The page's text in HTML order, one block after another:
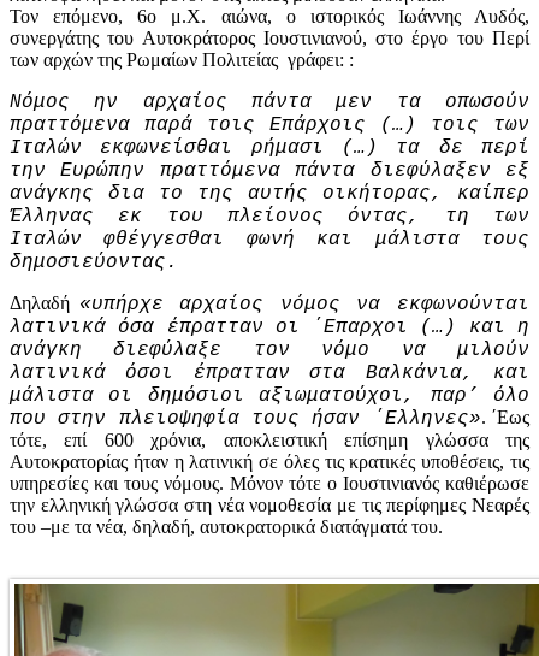
Τον επόμενο, 6o μ.Χ. αιώνα, ο ιστορικός Ιωάννης Λυδός,
συνεργάτης του Αυτοκράτορος Ιουστινιανού, στο έργο του Περί
των αρχών της Ρωμαίων Πολιτείας γράφει: :
Νόμος ην αρχαίος πάντα μεν τα οπωσούν
πραττόμενα παρά τοις Επάρχοις (…) τοις των
Ιταλών εκφωνείσθαι ρήμασι (…) τα δε περί
την Ευρώπην πραττόμενα πάντα διεφύλαξεν εξ
ανάγκης δια το της αυτής οικήτορας, καίπερ
Έλληνας εκ του πλείονος όντας, τη των
Ιταλών φθέγγεσθαι φωνή και μάλιστα τους
δημοσιεύοντας.
Δηλαδή «υπήρχε αρχαίος νόμος να εκφωνούνται
λατινικά όσα έπρατταν οι ΄Επαρχοι (…) και η
ανάγκη διεφύλαξε τον νόμο να μιλούν
λατινικά όσοι έπρατταν στα Βαλκάνια, και
μάλιστα οι δημόσιοι αξιωματούχοι, παρ’ όλο
που στην πλειοψηφία τους ήσαν ΄Ελληνες». ΄Εως
τότε, επί 600 χρόνια, αποκλειστική επίσημη γλώσσα της
Αυτοκρατορίας ήταν η λατινική σε όλες τις κρατικές υποθέσεις, τις
υπηρεσίες και τους νόμους. Μόνον τότε ο Ιουστινιανός καθιέρωσε
την ελληνική γλώσσα στη νέα νομοθεσία με τις περίφημες Νεαρές
του –με τα νέα, δηλαδή, αυτοκρατορικά διατάγματά του.